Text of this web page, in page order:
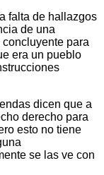
falta de hallazgos
de una
para
era un pueblo
dicen que a
derecho para
esto no tiene
se las ve con